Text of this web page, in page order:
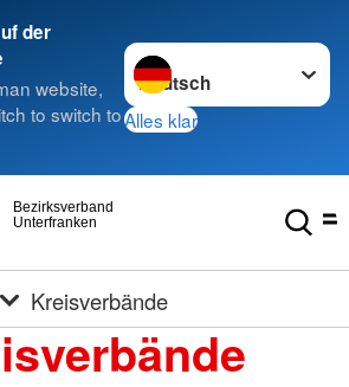
der
website,
to switch to
Sprache wechseln zu
Alles klar
Unterfranken
Bezirksverband
Kreisverbände